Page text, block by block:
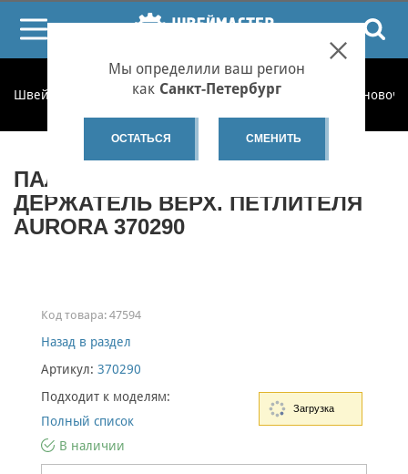
Мы определили ваш регион
как Санкт-Петербург
ОСТАТЬСЯ СМЕНИТЬ
Швеймастер Запчасти Запчасти по категориям
ПАЛЕЦ СОЕД. ШАТУН И
ДЕРЖАТЕЛЬ ВЕРХ. ПЕТЛИТЕЛЯ
AURORA 370290
Код товара: 47594
Назад в раздел
Артикул: 370290
Подходит к моделям:
Полный список
В наличии
Загрузка